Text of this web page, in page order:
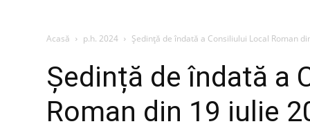
Acasă p.h. 2024 Ședință de îndată a Consiliului Local Roman
Ședință de îndată a
Roman din 19 iulie